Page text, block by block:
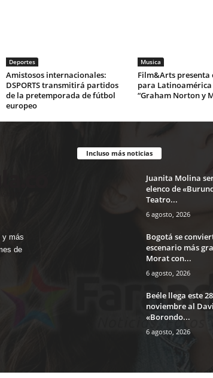
Deportes
Amistosos internacionales:
DSPORTS transmitirá partidos
de la pretemporada de fútbol
europeo
Musica
Film&Arts presenta
para Latinoamérica
“Graham Norton y
y más
de
Incluso más noticias
Juanita Molina
elenco de
Teatro...
6 agosto, 2026
Bogotá se
escenario más
Morat con...
6 agosto, 2026
Beéle llega este
noviembre al
«Borondo...
6 agosto, 2026